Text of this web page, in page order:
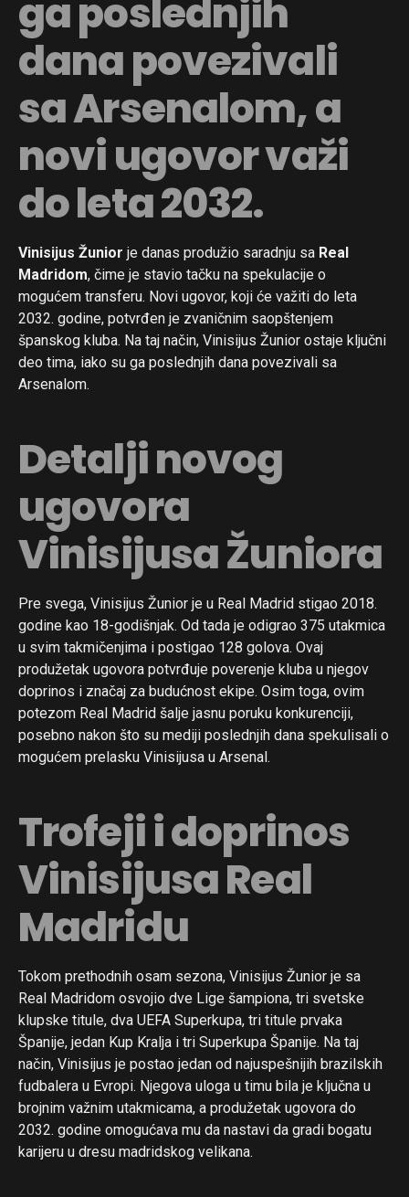
ga poslednjih
dana povezivali
sa Arsenalom, a
novi ugovor važi
do leta 2032.
Vinisijus Žunior je danas produžio saradnju sa Real
Madridom, čime je stavio tačku na spekulacije o
mogućem transferu. Novi ugovor, koji će važiti do leta
2032. godine, potvrđen je zvaničnim saopštenjem
španskog kluba. Na taj način, Vinisijus Žunior ostaje ključni
deo tima, iako su ga poslednjih dana povezivali sa
Arsenalom.
Detalji novog
ugovora
Vinisijusa Žuniora
Pre svega, Vinisijus Žunior je u Real Madrid stigao 2018.
godine kao 18-godišnjak. Od tada je odigrao 375 utakmica
u svim takmičenjima i postigao 128 golova. Ovaj
produžetak ugovora potvrđuje poverenje kluba u njegov
doprinos i značaj za budućnost ekipe. Osim toga, ovim
potezom Real Madrid šalje jasnu poruku konkurenciji,
posebno nakon što su mediji poslednjih dana spekulisali o
mogućem prelasku Vinisijusa u Arsenal.
Trofeji i doprinos
Vinisijusa Real
Madridu
Tokom prethodnih osam sezona, Vinisijus Žunior je sa
Real Madridom osvojio dve Lige šampiona, tri svetske
klupske titule, dva UEFA Superkupa, tri titule prvaka
Španije, jedan Kup Kralja i tri Superkupa Španije. Na taj
način, Vinisijus je postao jedan od najuspešnijih brazilskih
fudbalera u Evropi. Njegova uloga u timu bila je ključna u
brojnim važnim utakmicama, a produžetak ugovora do
2032. godine omogućava mu da nastavi da gradi bogatu
karijeru u dresu madridskog velikana.